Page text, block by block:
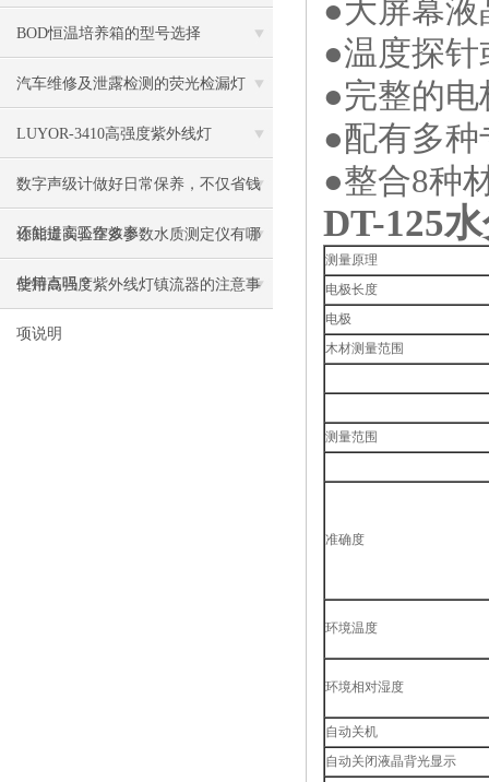
BOD恒温培养箱的型号选择
汽车维修及泄露检测的荧光检漏灯
LUYOR-3410高强度紫外线灯
数字声级计做好日常保养，不仅省钱
还能提高工作效率
你知道实验室多参数水质测定仪有哪
些特点吗？
使用高强度紫外线灯镇流器的注意事
项说明
●大屏幕液
●温度探
●完整的
●配有多
●整合8种
DT-125
测量原理
电极长度
电极
木材测量范围
测量范围
准确度
环境温度
环境相对湿度
自动关机
自动关闭液晶背光显示